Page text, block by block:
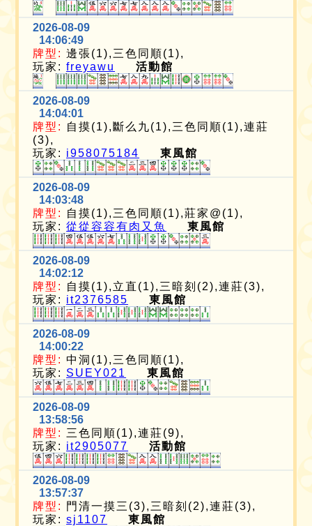
2026-08-09
14:06:49
牌型: 邊張(1),三色同順(1),
玩家:freyawu 活動館
2026-08-09
14:04:01
牌型:
自摸(1),斷么九(1),三色同順(1),連莊
(3),
玩家: i958075184 東風館
2026-08-09
14:03:48
牌型:
自摸(1),三色同順(1),莊家@(1),
玩家:從從容容有肉又魚 東風館
2026-08-09
14:02:12
牌型:
自摸(1),立直(1),三暗刻(2),連莊(3),
玩家: it2376585 東風館
2026-08-09
14:00:22
牌型: 中洞(1),三色同順(1),
玩家: SUEY021 東風館
2026-08-09
13:58:56
牌型: 三色同順(1),連莊(9),
玩家: it2905077 活動館
2026-08-09
13:57:37
牌型:
門清一摸三(3),三暗刻(2),連莊(3),
玩家:sj1107 東風館